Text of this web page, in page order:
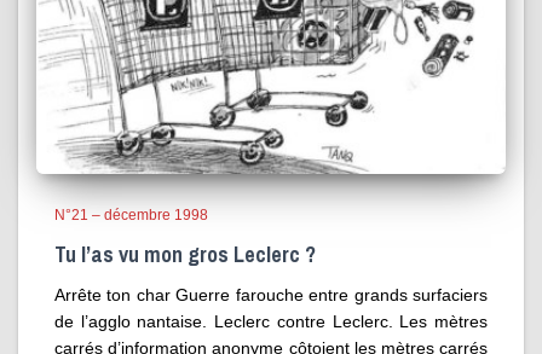
N°21 – décembre 1998
Tu l’as vu mon gros Leclerc ?
Arrête ton char Guerre farouche entre grands surfaciers
de l’agglo nantaise. Leclerc contre Leclerc. Les mètres
carrés d’information anonyme côtoient les mètres carrés